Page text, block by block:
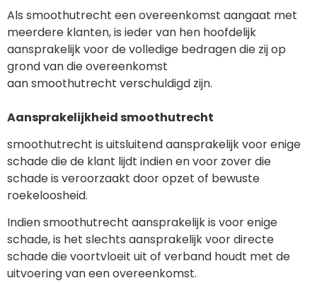
Als smoothutrecht een overeenkomst aangaat met
meerdere klanten, is ieder van hen hoofdelijk
aansprakelijk voor de volledige bedragen die zij op
grond van die overeenkomst
aan smoothutrecht verschuldigd zijn.
Aansprakelijkheid smoothutrecht
smoothutrecht is uitsluitend aansprakelijk voor enige
schade die de klant lijdt indien en voor zover die
schade is veroorzaakt door opzet of bewuste
roekeloosheid.
Indien smoothutrecht aansprakelijk is voor enige
schade, is het slechts aansprakelijk voor directe
schade die voortvloeit uit of verband houdt met de
uitvoering van een overeenkomst.